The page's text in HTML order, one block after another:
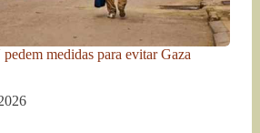
medidas para evitar Gaza